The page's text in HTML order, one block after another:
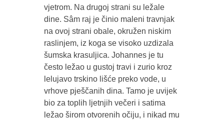
vjetrom. Na drugoj strani su ležale
dine. Sâm raj je činio maleni travnjak
na ovoj strani obale, okružen niskim
raslinjem, iz koga se visoko uzdizala
šumska krasuljica. Johannes je tu
često ležao u gustoj travi i zurio kroz
lelujavo trskino lišće preko vode, u
vrhove pješčanih dina. Tamo je uvijek
bio za toplih ljetnjih večeri i satima
ležao širom otvorenih očiju, i nikad mu